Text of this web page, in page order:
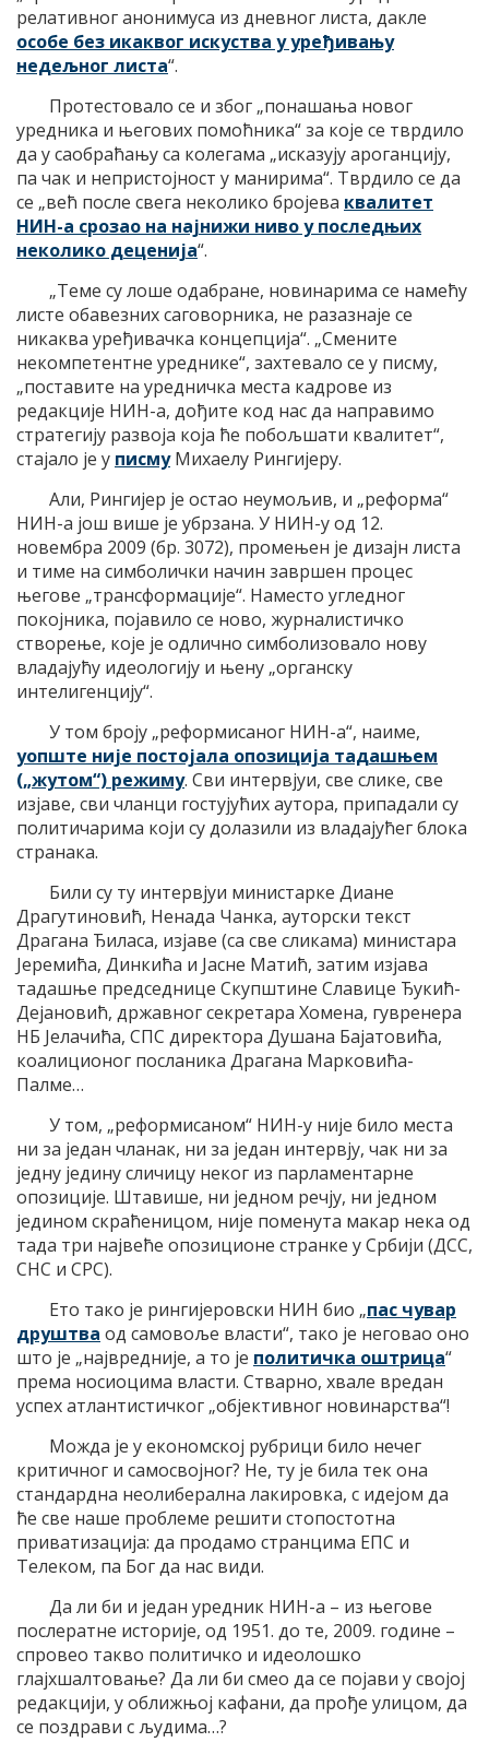
релативног анонимуса из дневног листа, дакле
особе без икаквог искуства у уређивању
недељног листа“.
Протестовало се и због „понашања новог
уредника и његових помоћника“ за које се тврдило
да у саобраћању са колегама „исказују ароганцију,
па чак и непристојност у манирима“. Тврдило се да
се „већ после свега неколико бројева квалитет
НИН-а срозао на најнижи ниво у последњих
неколико деценија“.
„Теме су лоше одабране, новинарима се намећу
листе обавезних саговорника, не разазнаје се
никаква уређивачка концепција“. „Смените
некомпетентне уреднике“, захтевало се у писму,
„поставите на уредничка места кадрове из
редакције НИН-а, дођите код нас да направимо
стратегију развоја која ће побољшати квалитет“,
стајало је у писмуМихаелу Рингијеру.
Али, Рингијер је остао неумољив, и „реформа“
НИН-а још више је убрзана. У НИН-у од 12.
новембра 2009 (бр. 3072), промењен је дизајн листа
и тиме на симболички начин завршен процес
његове „трансформације“. Наместо угледног
покојника, појавило се ново, журналистичко
створење, које је одлично симболизовало нову
владајућу идеологију и њену „органску
интелигенцију“.
У том броју „реформисаног НИН-а“, наиме,
уопште није постојала опозиција тадашњем
(„жутом“) режиму. Сви интервјуи, све слике, све
изјаве, сви чланци гостујућих аутора, припадали су
политичарима који су долазили из владајућег блока
странака.
Били су ту интервјуи министарке Диане
Драгутиновић, Ненада Чанка, ауторски текст
Драгана Ђиласа, изјаве (са све сликама) министара
Јеремића, Динкића и Јасне Матић, затим изјава
тадашње председнице Скупштине Славице Ђукић-
Дејановић, државног секретара Хомена, гувренера
НБ Јелачића, СПС директора Душана Бајатовића,
коалиционог посланика Драгана Марковића-
Палме…
У том, „реформисаном“ НИН-у није било места
ни за један чланак, ни за један интервју, чак ни за
једну једину сличицу неког из парламентарне
опозиције. Штавише, ни једном речју, ни једном
једином скраћеницом, није поменута макар нека од
тада три највеће опозиционе странке у Србији (ДСС,
СНС и СРС).
Ето тако је рингијеровски НИН био „пас чувар
друштва од самовоље власти“, тако је неговао оно
што је „највредније, а то је политичка оштрица“
према носиоцима власти. Стварно, хвале вредан
успех атлантистичког „објективног новинарства“!
Можда је у економској рубрици било нечег
критичног и самосвојног? Не, ту је била тек она
стандардна неолиберална лакировка, с идејом да
ће све наше проблеме решити стопостотна
приватизација: да продамо странцима ЕПС и
Телеком, па Бог да нас види.
Да ли би и један уредник НИН-а – из његове
послератне историје, од 1951. до те, 2009. године –
спровео такво политичко и идеолошко
глајхшалтовање? Да ли би смео да се појави у својој
редакцији, у оближњој кафани, да прође улицом, да
се поздрави с људима…?